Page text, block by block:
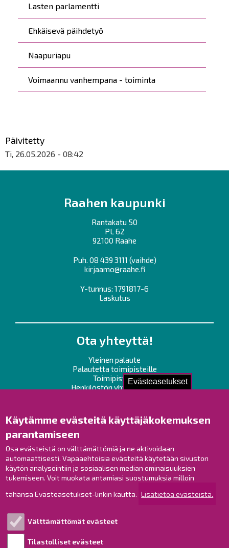
Evästeasetukset
Käytämme evästeitä käyttäjäkokemuksen
parantamiseen
Osa evästeistä on välttämättömiä ja ne aktivoidaan
automaattisesti. Vapaaehtoisia evästeitä käytetään sivuston
käytön analysointiin ja sosiaalisen median ominaisuuksien
tukemiseen. Voit muokata antamiasi suostumuksia milloin
tahansa Evästeasetukset-linkin kautta. Lisätietoa evästeistä.
Välttämättömät evästeet
Tilastolliset evästeet
Lasten parlamentti
Ehkäisevä päihdetyö
Naapuriapu
Voimaannu vanhempana - toiminta
Päivitetty
Ti, 26.05.2026 - 08:42
Raahen kaupunki
Rantakatu 50
PL 62
92100 Raahe
Puh. 08 439 3111 (vaihde)
kirjaamo@raahe.fi
Y-tunnus: 1791817-6
Laskutus
Ota yhteyttä!
Yleinen palaute
Palautetta toimipisteille
Toimipisteet
Henkilöstön yhteystiedot
Raahe Facebookissa
Raahe Instagramissa
Raahe LinkedInissä
Raahe YouTubessa
Esityslistat ja pöytäkirjat
Viranhaltijapäätökset